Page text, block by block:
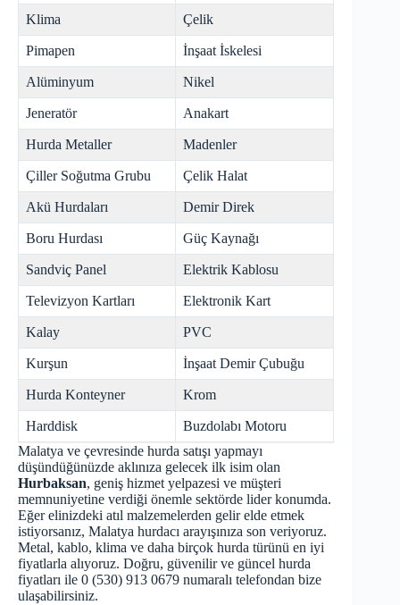
Klima Çelik
Pimapen İnşaat İskelesi
Alüminyum Nikel
Jeneratör Anakart
Hurda Metaller Madenler
Çiller Soğutma Grubu Çelik Halat
Akü Hurdaları Demir Direk
Boru Hurdası Güç Kaynağı
Sandviç Panel Elektrik Kablosu
Televizyon Kartları Elektronik Kart
Kalay PVC
Kurşun İnşaat Demir Çubuğu
Hurda Konteyner Krom
Harddisk
Buzdolabı Motoru
Malatya ve çevresinde hurda satışı yapmayı
düşündüğünüzde aklınıza gelecek ilk isim olan
Hurbaksan, geniş hizmet yelpazesi ve müşteri
memnuniyetine verdiği önemle sektörde lider konumda.
Eğer elinizdeki atıl malzemelerden gelir elde etmek
istiyorsanız, Malatya hurdacı arayışınıza son veriyoruz.
Metal, kablo, klima ve daha birçok hurda türünü en iyi
fiyatlarla alıyoruz. Doğru, güvenilir ve güncel hurda
fiyatları ile 0 (530) 913 0679 numaralı telefondan bize
ulaşabilirsiniz.